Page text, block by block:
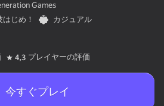
Games
はじめ！
カジュアル
4,3 プレイヤーの評価
今すぐプレイ